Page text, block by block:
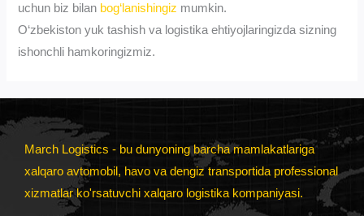
uchun biz bilan bog‘lanishingiz mumkin.
O‘zbekiston yuk tashish va logistika ehtiyojlaringizda sizning
ishonchli hamkoringizmiz.
March Logistics - bu dunyoning barcha mamlakatlariga
xalqaro avtomobil, havo va dengiz transportida professional
xizmatlar ko'rsatuvchi xalqaro logistika kompaniyasi.